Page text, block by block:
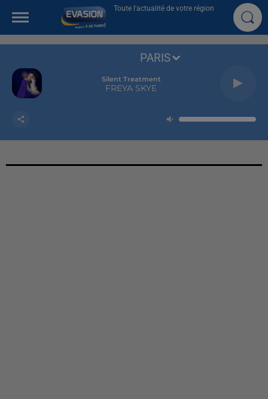
Toute l'actualité de votre région
Silent Treatment
FREYA SKYE
PARIS